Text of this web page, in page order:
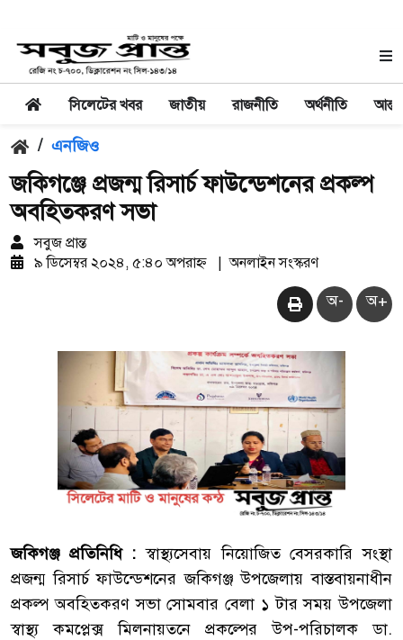
সিলেটের খবর জাতীয় রাজনীতি অর্থনীতি
/ এনজিও
জকিগঞ্জে প্রজন্ম রিসার্চ ফাউন্ডেশনের প্রকল্প
অবহিতকরণ সভা
সবুজ প্রান্ত
৯ ডিসেম্বর ২০২৪, ৫:৪০ অপরাহ্ন
অনলাইন সংস্করণ
অ- অ+
জকিগঞ্জ প্রতিনিধি :স্বাস্থ্যসেবায় নিয়োজিত বেসরকারি সংস্থা
প্রজন্ম রিসার্চ ফাউন্ডেশনের জকিগঞ্জ উপজেলায় বাস্তবায়নাধীন
প্রকল্প অবহিতকরণ সভা সোমবার বেলা ১ টার সময় উপজেলা
স্বাস্থ্য কমপ্লেক্স মিলনায়তনে প্রকল্পের উপ-পরিচালক ডা.